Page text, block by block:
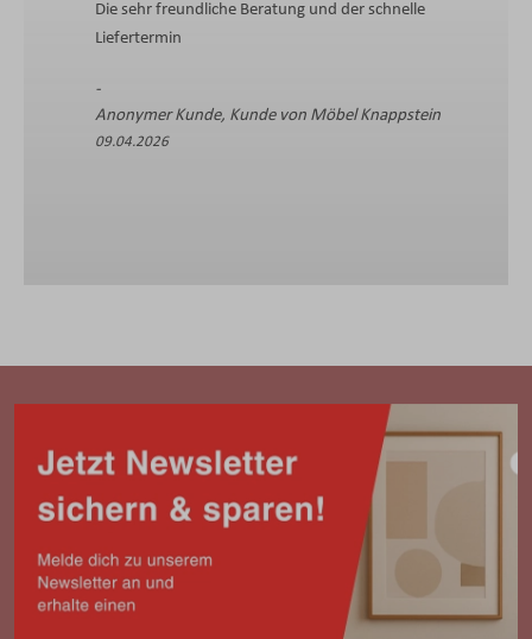
Die sehr freundliche Beratung und der schnelle
Liefertermin
Anonymer Kunde, Kunde von Möbel Knappstein
09.04.2026